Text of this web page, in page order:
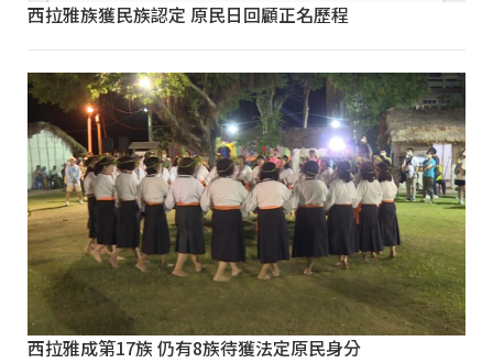
西拉雅族獲民族認定 原民日回顧正名歷程
西拉雅成第17族 仍有8族待獲法定原民身分